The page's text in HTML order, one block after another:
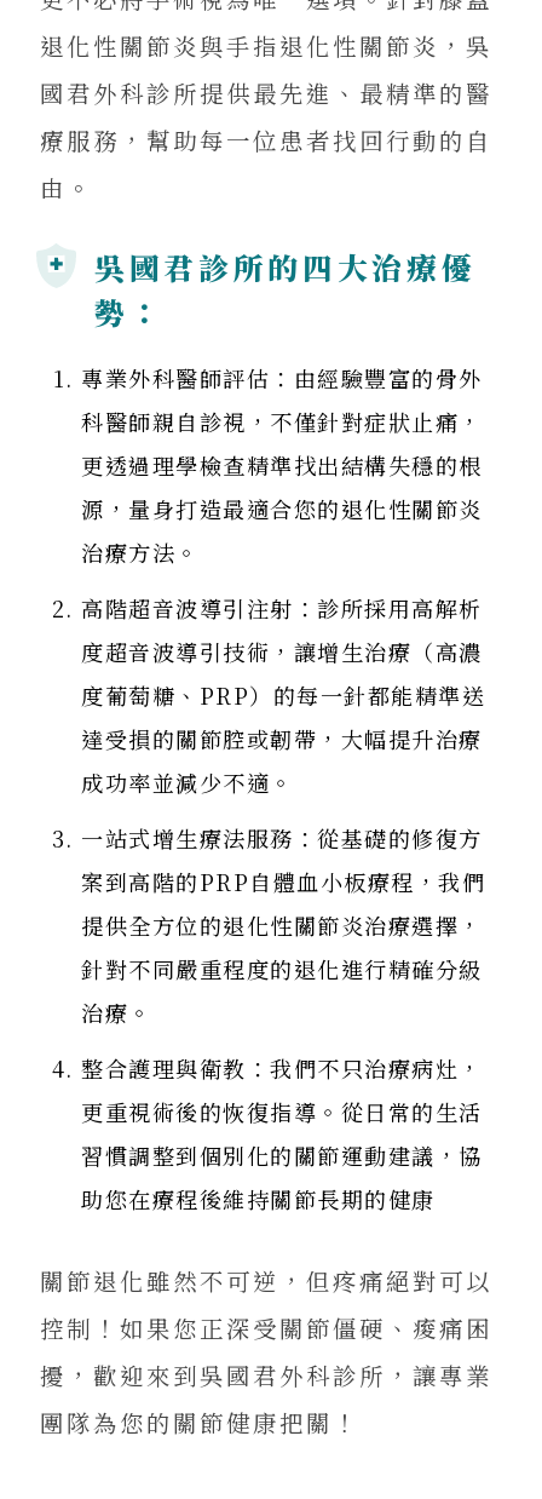
退化性關節炎與手指退化性關節炎，吳
國君外科診所提供最先進、最精準的醫
療服務，幫助每一位患者找回行動的自
由。
吳國君診所的四大治療優
勢：
專業外科醫師評估：由經驗豐富的骨外
科醫師親自診視，不僅針對症狀止痛，
更透過理學檢查精準找出結構失穩的根
源，量身打造最適合您的退化性關節炎
治療方法。
高階超音波導引注射：診所採用高解析
度超音波導引技術，讓增生治療（高濃
度葡萄糖、PRP）的每一針都能精準送
達受損的關節腔或韌帶，大幅提升治療
成功率並減少不適。
一站式增生療法服務：從基礎的修復方
案到高階的PRP自體血小板療程，我們
提供全方位的退化性關節炎治療選擇，
針對不同嚴重程度的退化進行精確分級
治療。
整合護理與衛教：我們不只治療病灶，
更重視術後的恢復指導。從日常的生活
習慣調整到個別化的關節運動建議，協
助您在療程後維持關節長期的健康
關節退化雖然不可逆，但疼痛絕對可以
控制！如果您正深受關節僵硬、痠痛困
擾，歡迎來到吳國君外科診所，讓專業
團隊為您的關節健康把關！